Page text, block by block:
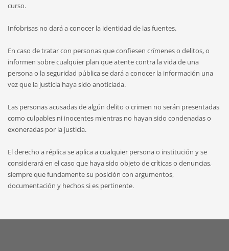
curso.
Infobrisas no dará a conocer la identidad de las fuentes.
En caso de tratar con personas que confiesen crímenes o delitos, o
informen sobre cualquier plan que atente contra la vida de una
persona o la seguridad pública se dará a conocer la información una
vez que la justicia haya sido anoticiada.
Las personas acusadas de algún delito o crimen no serán presentadas
como culpables ni inocentes mientras no hayan sido condenadas o
exoneradas por la justicia.
El derecho a réplica se aplica a cualquier persona o institución y se
considerará en el caso que haya sido objeto de críticas o denuncias,
siempre que fundamente su posición con argumentos,
documentación y hechos si es pertinente.